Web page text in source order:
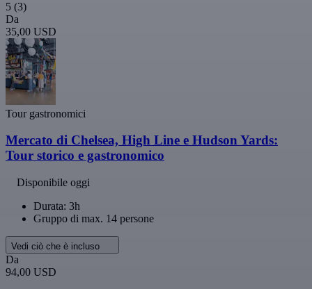
5 (3)
Da
35,00 USD
Tour gastronomici
Mercato di Chelsea, High Line e Hudson Yards:
Tour storico e gastronomico
Disponibile oggi
Durata: 3h
Gruppo di max. 14 persone
Vedi ciò che è incluso
Da
94,00 USD